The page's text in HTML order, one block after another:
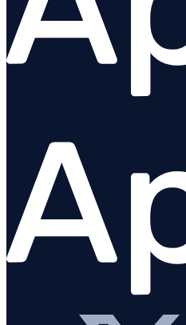
Elasticsearch
Express
MongoDB
Mongoose
MySQL